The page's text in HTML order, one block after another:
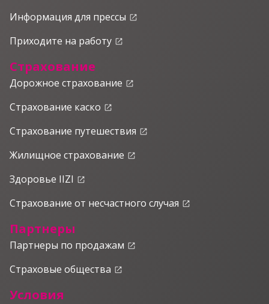
Информация для прессы launch
Приходите на работу launch
Страхование
Дорожное страхование launch
Страхование каско launch
Страхование путешествия launch
Жилищное страхование launch
Здоровье IIZI launch
Страхование от несчастного случая launch
Партнеры
Партнеры по продажам launch
Страховые общества launch
Условия